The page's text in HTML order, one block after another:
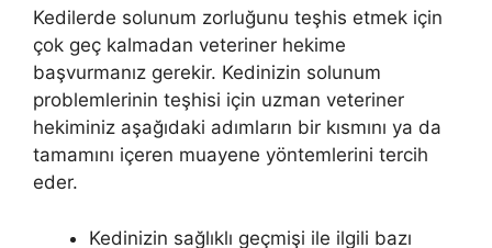
Kedilerde solunum zorluğunu teşhis etmek için
çok geç kalmadan veteriner hekime
başvurmanız gerekir. Kedinizin solunum
problemlerinin teşhisi için uzman veteriner
hekiminiz aşağıdaki adımların bir kısmını ya da
tamamını içeren muayene yöntemlerini tercih
eder.
Kedinizin sağlıklı geçmişi ile ilgili bazı